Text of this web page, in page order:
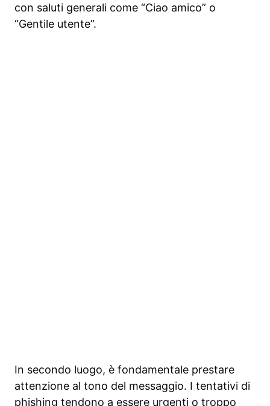
con saluti generali come “Ciao amico” o
“Gentile utente”.
In secondo luogo, è fondamentale prestare
attenzione al tono del messaggio. I tentativi di
phishing tendono a essere urgenti o troppo